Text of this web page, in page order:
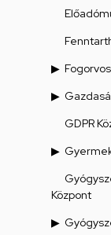
GDPR
Központ